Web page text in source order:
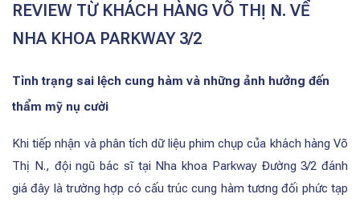
REVIEW TỪ KHÁCH HÀNG VÕ THỊ N. VỀ
NHA KHOA PARKWAY 3/2
Tình trạng sai lệch cung hàm và những ảnh hưởng đến
thẩm mỹ nụ cười
Khi tiếp nhận và phân tích dữ liệu phim chụp của khách hàng Võ
Thị N., đội ngũ bác sĩ tại Nha khoa Parkway Đường 3/2 đánh
giá đây là trường hợp có cấu trúc cung hàm tương đối phức tạp